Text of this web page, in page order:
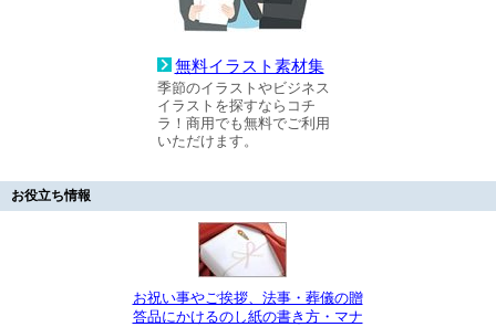
無料イラスト素材集
季節のイラストやビジネス
イラストを探すならコチ
ラ！商用でも無料でご利用
いただけます。
お役立ち情報
お祝い事やご挨拶、法事・葬儀の贈
答品にかけるのし紙の書き方・マナ